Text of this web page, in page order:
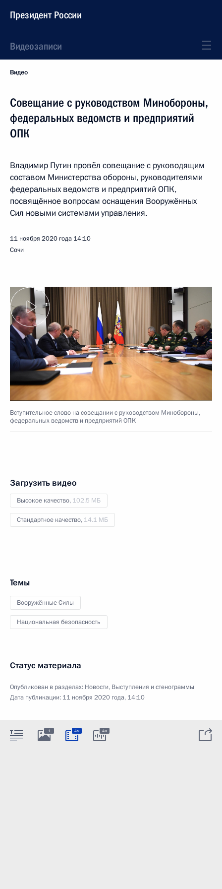
Президент России
Видеозаписи
Видео
Совещание с руководством Минобороны,
федеральных ведомств и предприятий
ОПК
Владимир Путин провёл совещание с руководящим
составом Министерства обороны, руководителями
федеральных ведомств и предприятий ОПК,
посвящённое вопросам оснащения Вооружённых
Сил новыми системами управления.
11 ноября 2020 года 14:10
Сочи
Вступительное слово на совещании с руководством Минобороны,
федеральных ведомств и предприятий ОПК
Загрузить видео
Высокое качество, 102.5 МБ
Стандартное качество, 14.1 МБ
Темы
Вооружённые Силы
Национальная безопасность
Статус материала
Опубликован в разделах: Новости, Выступления и стенограммы
Дата публикации: 11 ноября 2020 года, 14:10
1 4м 4м